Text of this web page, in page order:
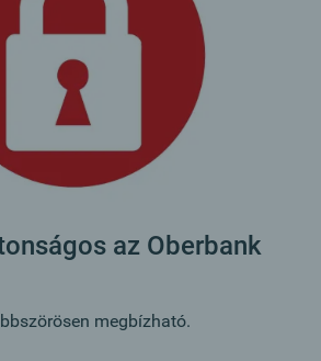
az Oberbank
megbízható.